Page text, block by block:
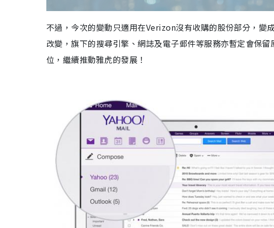
不過，今次的變動只適用在Verizon沒有收購的股份部分，
改變，旗下的搜尋引擎、網誌及電子郵件等服務亦暫定會保
位，繼續推動雅虎的發展！